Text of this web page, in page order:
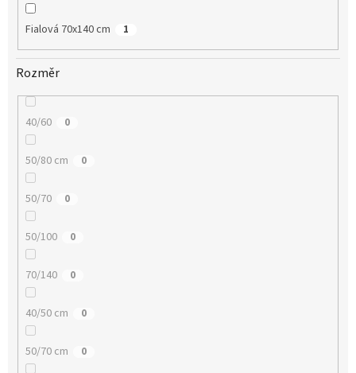
Fialová 70x140 cm 1
Rozměr
40/60 0
50/80 cm 0
50/70 0
50/100 0
70/140 0
40/50 cm 0
50/70 cm 0